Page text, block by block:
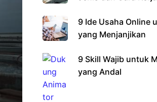
9 Ide Usaha Online
yang Menjanjikan
9 Skill Wajib untuk
yang Andal